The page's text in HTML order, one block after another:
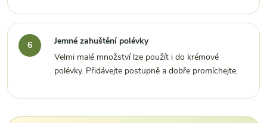
Jemné zahuštění polévky
Velmi malé množství lze použít i do krémové
polévky. Přidávejte postupně a dobře promíchejte.